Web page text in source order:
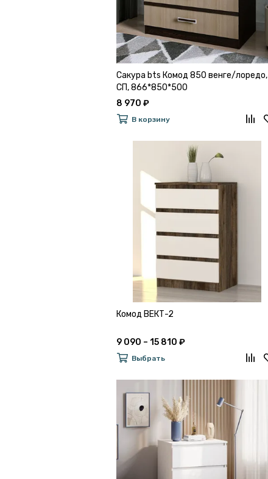
Сакура bts Комод 850 венге/лоредо,
СП, 866*850*500
8 970 ₽
В корзину
Комод ВЕКТ-2
9 090 – 15 810 ₽
Выбрать